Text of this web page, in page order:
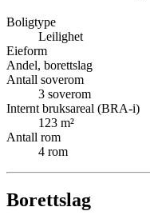
Boligtype
Leilighet
Eieform
Andel, borettslag
Antall soverom
3 soverom
Internt bruksareal (BRA-i)
123 m²
Antall rom
4 rom
Borettslag